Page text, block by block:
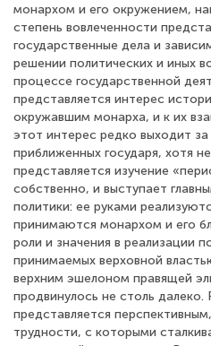
монархом и его окружением,
степень вовлеченности
государственные дела и
решении политических и иных
процессе государственной
представляется интерес
окружавшим монарха, и к их
этот интерес редко выходит за
приближенных государя, хотя
представляется изучение
собственно, и выступает
политики: ее руками
принимаются монархом и его
роли и значения в реализации
принимаемых верховной
верхним эшелоном правящей
продвинулось не столь далеко.
представляется
трудности, с которыми